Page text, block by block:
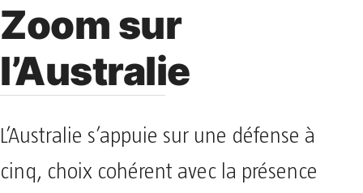
Zoom sur
l’Australie
L’Australie s’appuie sur une défense à
cinq, choix cohérent avec la présence